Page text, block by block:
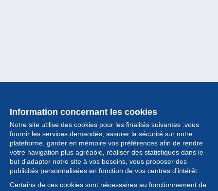
Information concernant les cookies
Notre site utilise des cookies pour les finalités suivantes :vous
fournir les services demandés, assurer la sécurité sur notre
plateforme, garder en mémoire vos préférences afin de rendre
votre navigation plus agréable, réaliser des statistiques dans le
but d’adapter notre site à vos besoins, vous proposer des
publicités personnalisées en fonction de vos centres d’intérêt.
Certains de ces cookies sont nécessaires au fonctionnement de
Collection
Actualités